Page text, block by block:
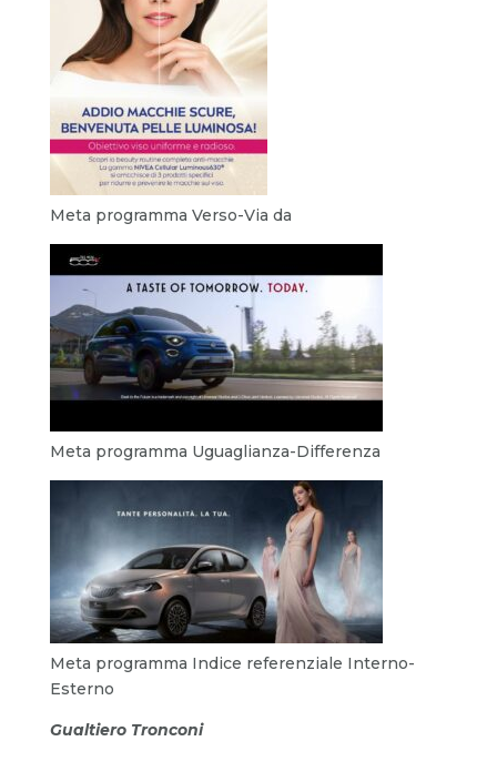
Meta programma Verso-Via da
Meta programma Uguaglianza-Differenza
Meta programma Indice referenziale Interno-
Esterno
Gualtiero Tronconi